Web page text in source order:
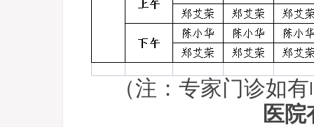
（注：专家门诊如
医